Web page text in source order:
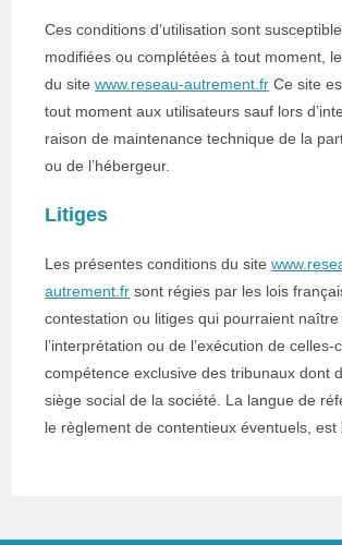
Ces conditions d’utilisation sont
modifiées ou complétées à tout moment,
du sitewww.reseau-autrement.fr Ce site
tout moment aux utilisateurs sauf lors
raison de maintenance technique de la
ou de l’hébergeur.
Litiges
Les présentes conditions du site
autrement.fr sont régies par les lois
contestation ou litiges qui pourraient naître
l’interprétation ou de l’exécution de celles-
compétence exclusive des tribunaux dont
siège social de la société. La langue de
le règlement de contentieux éventuels, est